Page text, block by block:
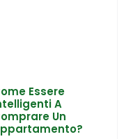
Essere
A
Un